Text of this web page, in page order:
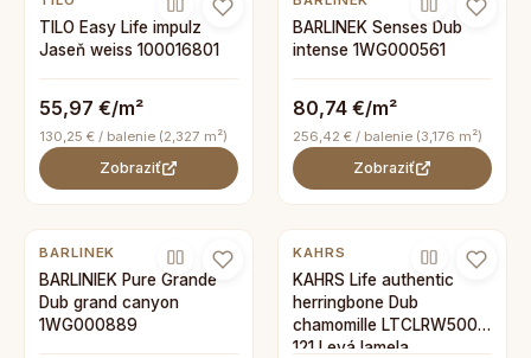
TILO Easy Life impulz
Jaseň weiss 100016801
55,97 €/m²
130,25 € / balenie (2,327 m²)
Zobraziť
BARLINEK Senses Dub
intense 1WG000561
80,74 €/m²
256,42 € / balenie (3,176 m²)
Zobraziť
BARLINEK
BARLINIEK Pure Grande
Dub grand canyon
1WG000889
KAHRS
KAHRS Life authentic
herringbone Dub
chamomille LTCLRW5001-
121 Levá lamela